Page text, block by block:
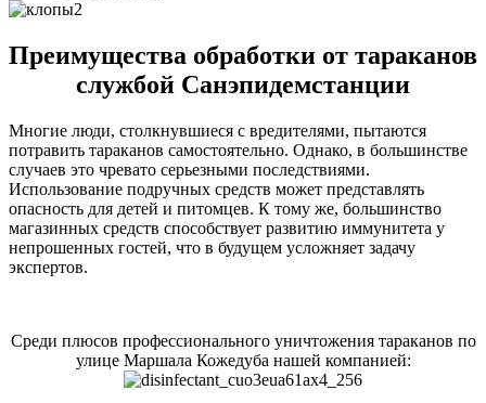
Преимущества обработки от тараканов
службой Санэпидемстанции
Многие люди, столкнувшиеся с вредителями, пытаются
потравить тараканов самостоятельно. Однако, в большинстве
случаев это чревато серьезными последствиями.
Использование подручных средств может представлять
опасность для детей и питомцев. К тому же, большинство
магазинных средств способствует развитию иммунитета у
непрошенных гостей, что в будущем усложняет задачу
экспертов.
Среди плюсов профессионального уничтожения тараканов по
улице Маршала Кожедуба нашей компанией: